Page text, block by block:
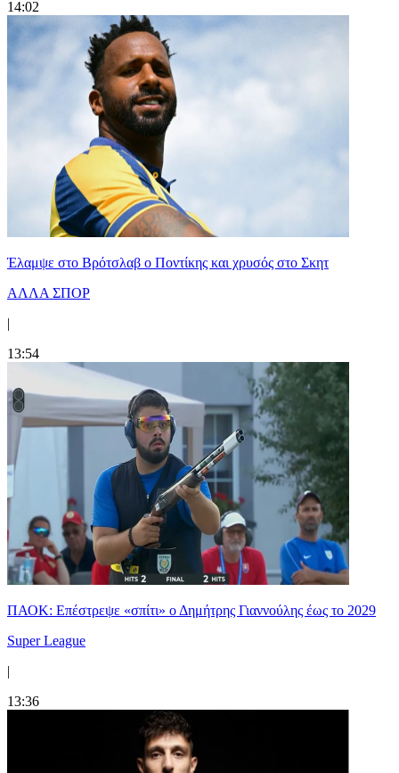
14:02
Έλαμψε στο Βρότσλαβ ο Ποντίκης και χρυσός στο Σκητ
ΑΛΛΑ ΣΠΟΡ
|
13:54
ΠΑΟΚ: Επέστρεψε «σπίτι» ο Δημήτρης Γιαννούλης έως το 2029
Super League
|
13:36